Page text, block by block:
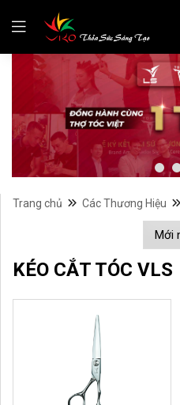
Trang chủ Các Thương Hiệu
KÉO CẮT TÓC VLS